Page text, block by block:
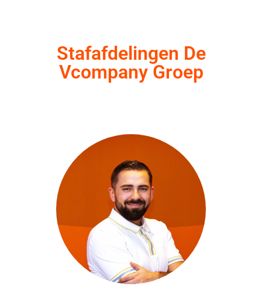
Stafafdelingen De
Vcompany Groep